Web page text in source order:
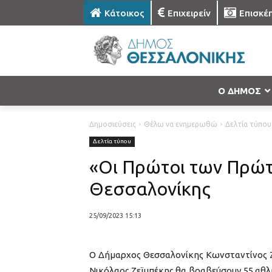
Κάτοικος Επιχειρείν
Ο ΔΗΜΟΣ
Δημοσιεύσεις Θέλω να ενημερωθώ Δελτία τύπου
Δελτία τύπου
«Οι Πρώτοι των
Θεσσαλονίκης
25/09/2023 15:13
Ο Δήμαρχος Θεσσαλονίκης Κωνσταντίνος